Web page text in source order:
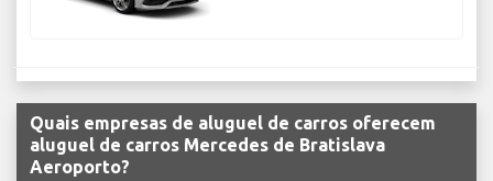
Quais empresas de aluguel de carros oferecem
aluguel de carros Mercedes de Bratislava
Aeroporto?